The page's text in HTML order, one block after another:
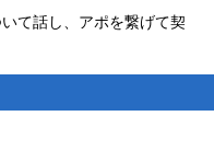
て話し、アポを繋げて契